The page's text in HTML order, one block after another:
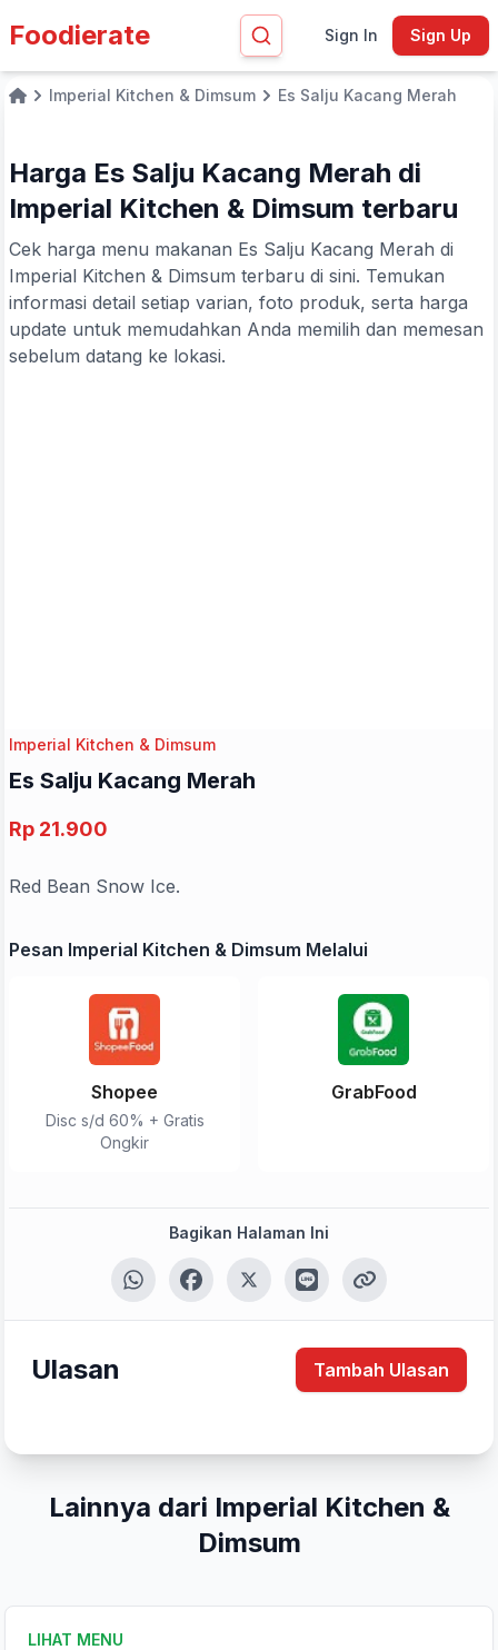
Foodierate Sign In Sign Up
HomeImperial Kitchen & Dimsum Es Salju Kacang Merah
Harga Es Salju Kacang Merah di
Imperial Kitchen & Dimsum terbaru
Cek harga menu makanan Es Salju Kacang Merah di
Imperial Kitchen & Dimsum terbaru di sini. Temukan
informasi detail setiap varian, foto produk, serta harga
update untuk memudahkan Anda memilih dan memesan
sebelum datang ke lokasi.
Imperial Kitchen & Dimsum
Es Salju Kacang Merah
Rp 21.900
Red Bean Snow Ice.
Pesan Imperial Kitchen & Dimsum Melalui
Shopee
Disc s/d 60% + Gratis
Ongkir
GrabFood
Bagikan Halaman Ini
Ulasan Tambah Ulasan
Lainnya dari Imperial Kitchen &
Dimsum
LIHAT MENU
Tulis Ulasan
Peringkat Anda
Komentar Anda